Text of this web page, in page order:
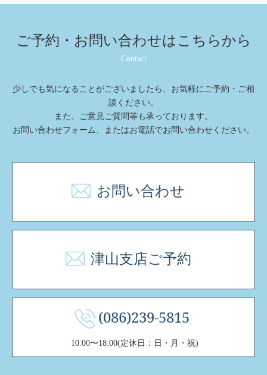
ご予約・お問い合わせはこちらから
Contact
少しでも気になることがございましたら、お気軽にご予約・ご相
談ください。
また、ご意⾒ご質問等も承っております。
お問い合わせフォーム、またはお電話でお問い合わせください。
お問い合わせ
津山支店ご予約
(086)239-5815
10:00〜18:00(定休日：日・月・祝)